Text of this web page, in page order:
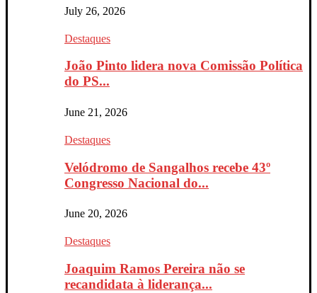
July 26, 2026
Destaques
João Pinto lidera nova Comissão Política
do PS...
June 21, 2026
Destaques
Velódromo de Sangalhos recebe 43º
Congresso Nacional do...
June 20, 2026
Destaques
Joaquim Ramos Pereira não se
recandidata à liderança...